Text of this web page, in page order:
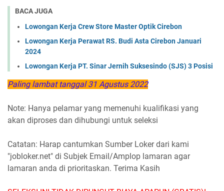
BACA JUGA
Lowongan Kerja Crew Store Master Optik Cirebon
Lowongan Kerja Perawat RS. Budi Asta Cirebon Januari
2024
Lowongan Kerja PT. Sinar Jernih Suksesindo (SJS) 3 Posisi
Paling lambat tanggal 31 Agustus 2022
Note: Hanya pelamar yang memenuhi kualifikasi yang
akan diproses dan dihubungi untuk seleksi
Catatan: Harap cantumkan Sumber Loker dari kami
"jobloker.net" di Subjek Email/Amplop lamaran agar
lamaran anda di prioritaskan. Terima Kasih